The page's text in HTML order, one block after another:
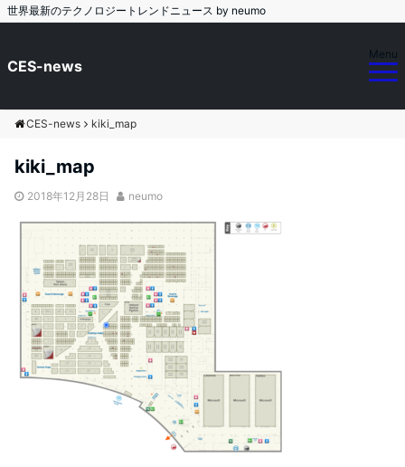
世界最新のテクノロジートレンドニュース by neumo
CES-news
Menu
CES-news kiki_map
kiki_map
2018年12月28日 neumo